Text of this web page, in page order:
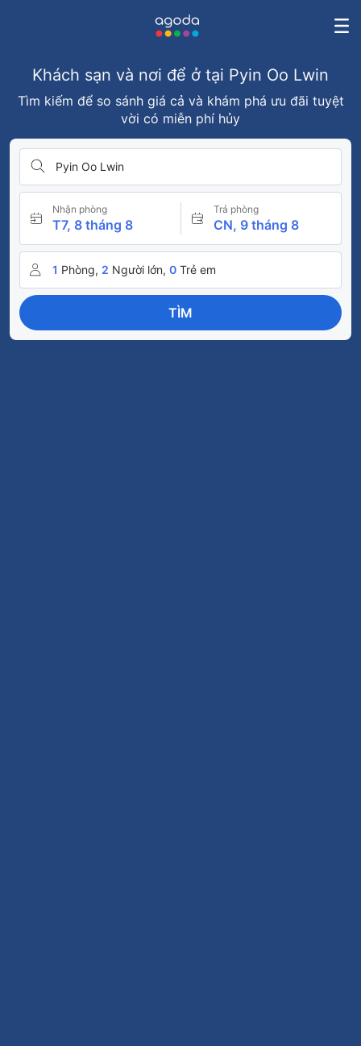
Khách sạn và nơi để ở tại Pyin Oo Lwin
Tìm kiếm để so sánh giá cả và khám phá ưu đãi tuyệt
vời có miễn phí hủy
Pyin Oo Lwin
Nhận phòng
T7, 8 tháng 8
Trả phòng
CN, 9 tháng 8
1 Phòng, 2 Người lớn, 0 Trẻ em
TÌM